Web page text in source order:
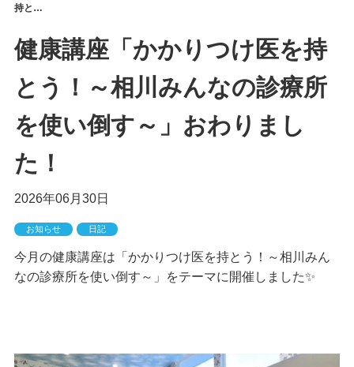
持と…
健康講座「かかりつけ医を持
とう！～相川みんなの診療所
を使い倒す～」おわりまし
た！
2026年06月30日
お知らせ 日記
今月の健康講座は「かかりつけ医を持とう！～相川みん
なの診療所を使い倒す～」をテーマに開催しました✨